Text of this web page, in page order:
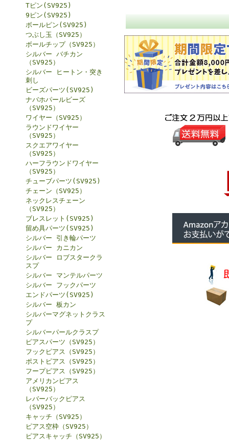
Tピン(SV925)
9ピン(SV925)
ボールピン(SV925)
つぶし玉（SV925）
ボールチップ（SV925）
シルバー バチカン
（SV925）
シルバー ヒートン・突き
刺し
ビーズパーツ(SV925)
ナバホパールビーズ
（SV925）
ワイヤー（SV925）
ラウンドワイヤー
（SV925）
スクエアワイヤー
（SV925）
ハーフラウンドワイヤー
（SV925）
チューブパーツ(SV925)
チェーン（SV925）
ネックレスチェーン
（SV925）
ブレスレット(SV925)
留め具パーツ(SV925)
シルバー 引き輪パーツ
シルバー カニカン
シルバー ロブスタークラ
スプ
シルバー マンテルパーツ
シルバー フックパーツ
エンドパーツ(SV925)
シルバー 板カン
シルバーマグネットクラス
プ
シルバーパールクラスプ
ピアスパーツ（SV925）
フックピアス（SV925）
ポストピアス（SV925）
フープピアス（SV925）
アメリカンピアス
（SV925）
レバーバックピアス
（SV925）
キャッチ（SV925）
ピアス空枠（SV925）
ピアスキャッチ（SV925）